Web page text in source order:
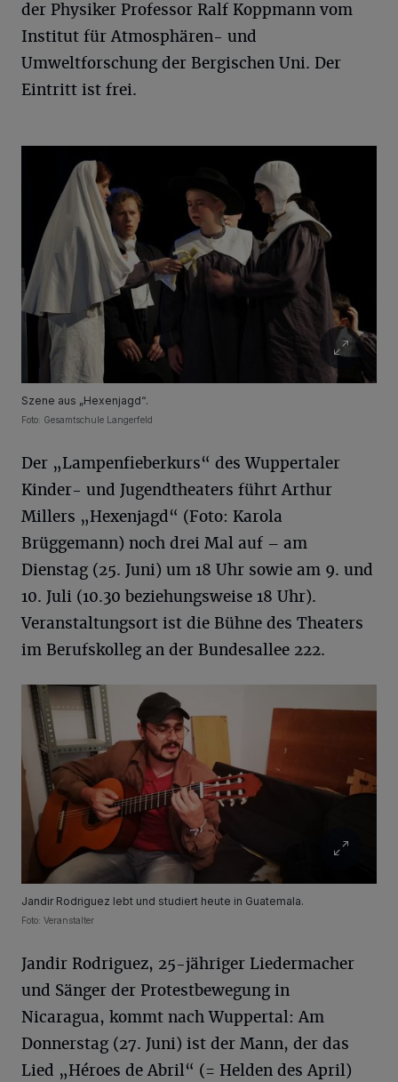
der Physiker Professor Ralf Koppmann vom
Institut für Atmosphären- und
Umweltforschung der Bergischen Uni. Der
Eintritt ist frei.
Szene aus „Hexenjagd“.
Foto: Gesamtschule Langerfeld
Der „Lampenfieberkurs“ des Wuppertaler
Kinder- und Jugendtheaters führt Arthur
Millers „Hexenjagd“ (Foto: Karola
Brüggemann) noch drei Mal auf – am
Dienstag (25. Juni) um 18 Uhr sowie am 9. und
10. Juli (10.30 beziehungsweise 18 Uhr).
Veranstaltungsort ist die Bühne des Theaters
im Berufskolleg an der Bundesallee 222.
Jandir Rodriguez lebt und studiert heute in Guatemala.
Foto: Veranstalter
Jandir Rodriguez, 25-jähriger Liedermacher
und Sänger der Protestbewegung in
Nicaragua, kommt nach Wuppertal: Am
Donnerstag (27. Juni) ist der Mann, der das
Lied „Héroes de Abril“ (= Helden des April)